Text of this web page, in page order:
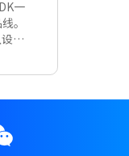
一
。
备